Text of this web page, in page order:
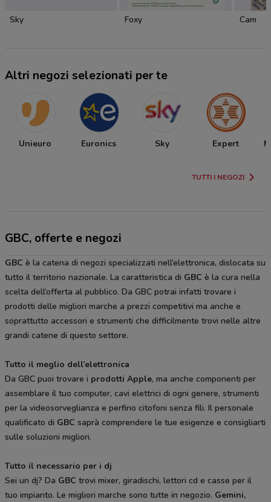
Sky Foxy Cam
Altri negozi selezionati per te
Unieuro Euronics Sky Expert
TUTTI I NEGOZI
GBC, offerte e negozi
GBC è la catena di negozi specializzati nell’elettronica, dislocata su
tutto il territorio nazionale. La caratteristica di GBC è la cura nella
scelta dell’offerta al pubblico. Da GBC potrai infatti trovare i
prodotti delle migliori marche a prezzi competitivi ma anche e
soprattutto accessori e strumenti che difficilmente trovi nelle altre
grandi catene di questo settore.
Tutto il meglio dell’elettronica
Da GBC puoi trovare i prodotti Apple, ma anche componenti per
assemblare il tuo computer, cavi elettrici di ogni genere, strumenti
per la videosorveglianza e perfino citofoni senza fili. Il personale
qualificato di GBC saprà comprendere le tue esigenze e consigliarti
sulle soluzioni migliori.
Tutto il necessario per i dj
Sei un dj? Da GBC trovi mixer, giradischi, lettori cd e casse per il
tuo impianto. Le migliori marche sono tutte in negozio. Gemini,